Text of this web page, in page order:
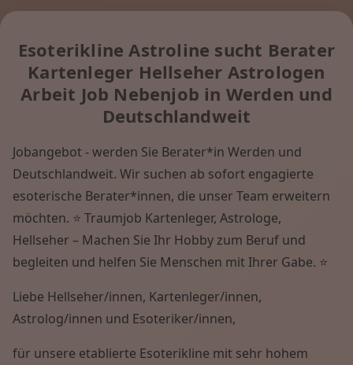
Lenormandkarten
Menü: Beraterübersicht Kategorien
Menü: Kartenlegen kostenlos, Jobs,
Wissen von A - Z
Esoterikline Astroline sucht Berater
Kartenleger Hellseher Astrologen
Arbeit Job Nebenjob in Werden und
Deutschlandweit
Jobangebot - werden Sie Berater*in Werden und
Deutschlandweit. Wir suchen ab sofort engagierte
esoterische Berater*innen, die unser Team erweitern
möchten. ⭐ Traumjob Kartenleger, Astrologe,
Hellseher – Machen Sie Ihr Hobby zum Beruf und
begleiten und helfen Sie Menschen mit Ihrer Gabe. ⭐
Liebe Hellseher/innen, Kartenleger/innen,
Astrolog/innen und Esoteriker/innen,
für unsere etablierte Esoterikline mit sehr hohem